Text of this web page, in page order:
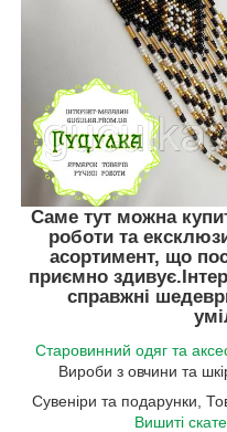
Саме тут можна
роботи та
асортимент, що
приємно здивує.
справжні
Старовинний одяг та
Вироби з овчини та
Сувеніри та подарунки,
Вишиті